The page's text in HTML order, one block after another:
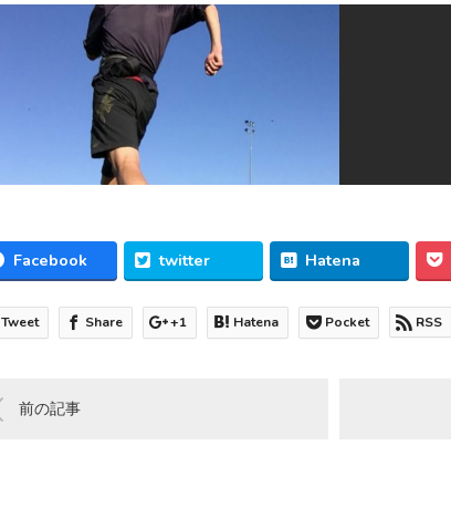
Facebook twitter Hatena
Tweet Share +1 Hatena Pocket RSS
前の記事